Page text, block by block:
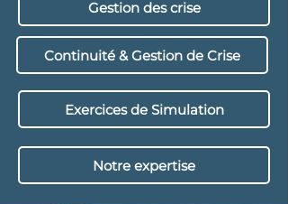
Gestion des crise
Continuité & Gestion de Crise
Exercices de Simulation
Notre expertise